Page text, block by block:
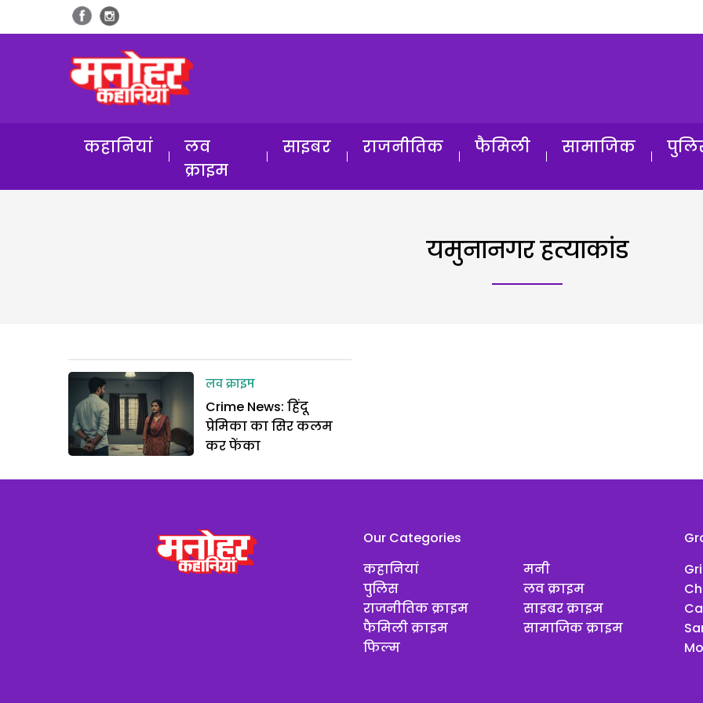
कहानियां
लव
क्राइम
साइबर राजनीतिक फैमिली सामाजिक
यमुनानगर हत्याकांड
लव क्राइम
Crime News: हिंदू
प्रेमिका का सिर कलम
कर फेंका
Our Categories
कहानियां
पुलिस
राजनीतिक क्राइम
फैमिली क्राइम
फिल्म
मनी
लव क्राइम
साइबर क्राइम
सामाजिक क्राइम